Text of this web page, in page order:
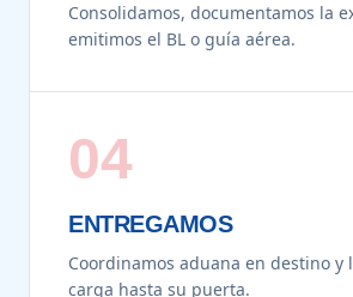
Consolidamos, documentamos la
emitimos el BL o guía aérea.
04
ENTREGAMOS
Coordinamos aduana en destino y
carga hasta su puerta.